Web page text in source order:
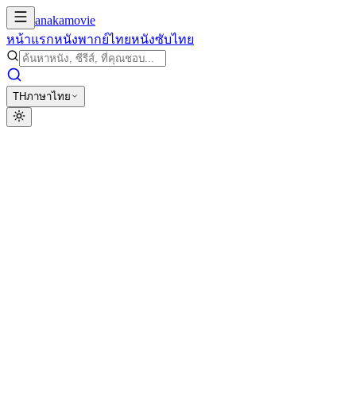
anakamovie
หน้าแรกหนังพากย์ไทยหนังซับไทย
THภาษาไทย